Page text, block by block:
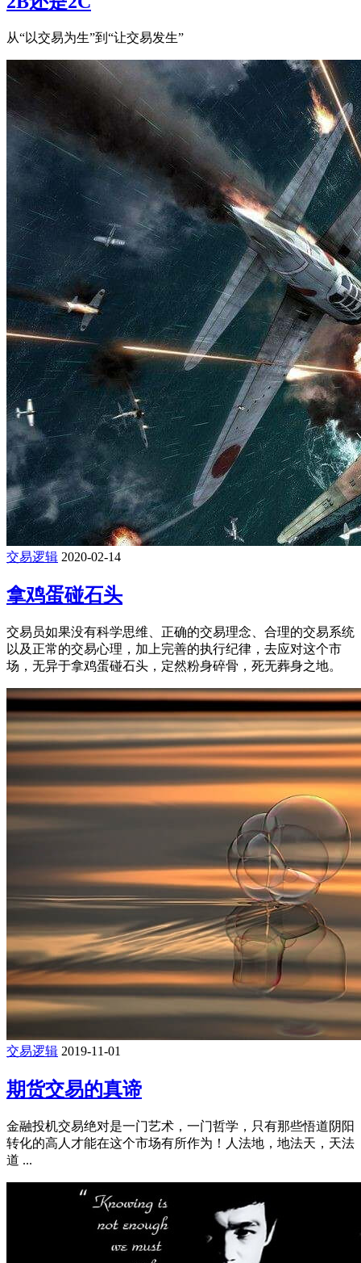
从“以交易为生”到“让交易发生”
交易逻辑 2020-02-14
拿鸡蛋碰石头
交易员如果没有科学思维、正确的交易理念、合理的交易系统
以及正常的交易心理，加上完善的执行纪律，去应对这个市
场，无异于拿鸡蛋碰石头，定然粉身碎骨，死无葬身之地。
交易逻辑 2019-11-01
期货交易的真谛
金融投机交易绝对是一门艺术，一门哲学，只有那些悟道阴阳
转化的高人才能在这个市场有所作为！人法地，地法天，天法
道 ...